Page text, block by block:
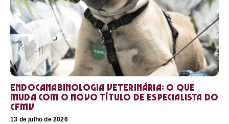
Endocanabinologia Veterinária: o que
muda com o novo título de especialista do
CFMV
13 de julho de 2026